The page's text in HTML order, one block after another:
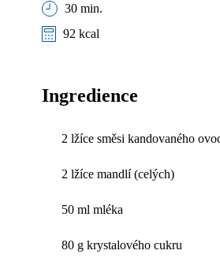
30 min.
92 kcal
Ingredience
2 lžíce směsi kandovaného
2 lžíce mandlí (celých)
50 ml mléka
80 g krystalového cukru